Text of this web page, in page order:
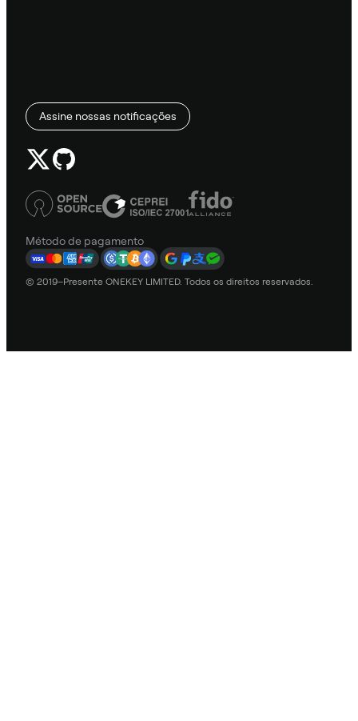
Assine nossas notificações
Método de pagamento
© 2019–Presente ONEKEY LIMITED. Todos os direitos reservados.